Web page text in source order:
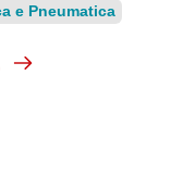
e Pneumatica